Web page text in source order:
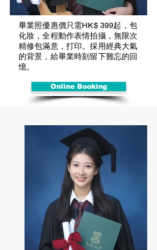
​畢業照優惠價只需HK$ 399起，包
化妝，全程動作表情拍攝，無限次
精修包滿意，打印。採用經典大氣
的背景，給畢業時刻留下難忘的回
憶。
Online Booking